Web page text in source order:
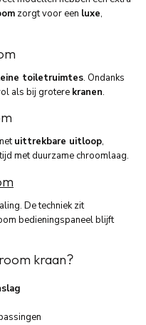
zorgt voor een luxe,
toiletruimtes. Ondanks
als bij grotere kranen.
uittrekbare uitloop,
met duurzame chroomlaag.
De techniek zit
bedieningspaneel blijft
kraan?